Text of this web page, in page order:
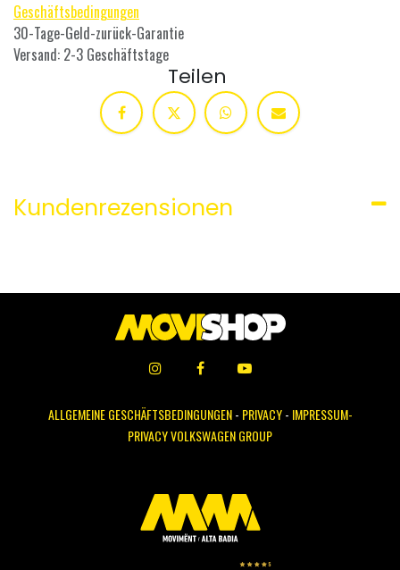
Geschäftsbedingungen
30-Tage-Geld-zurück-Garantie
Versand: 2-3 Geschäftstage
Teilen
Kundenrezensionen
ALLGEMEINE GESCHÄFTSBEDINGUNGEN- PRIVACY- IMPRESSUM-
PRIVACY VOLKSWAGEN GROUP